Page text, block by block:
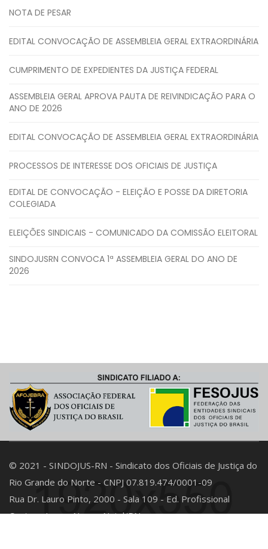
NOTA DE PESAR
EDITAL CONVOCAÇÃO DE ASSEMBLEIA GERAL EXTRAORDINÁRIA
CUMPRIMENTO DE EXPEDIENTES DA JUSTIÇA FEDERAL
ASSEMBLEIA GERAL APROVA PAUTA DE REIVINDICAÇÃO PARA O
ANO DE 2026
EDITAL CONVOCAÇÃO DE ASSEMBLEIA GERAL EXTRAORDINÁRIA
PROCESSOS DE INTERESSE DOS OFICIAIS DE JUSTIÇA
EDITAL DE CONVOCAÇÃO - ELEIÇÃO E POSSE DA DIRETORIA
COLEGIADA
ELEIÇÕES SINDICAIS - COMUNICADO DA COMISSÃO ELEITORAL
SINDOJUSRN CONVOCA 1ª ASSEMBLEIA GERAL DO ANO DE
2026
© 2021 - SINDOJUS-RN - Sindicato dos Oficiais de Justiça do
Rio Grande do Norte - CNPJ 07.819.474/0001-09
Rua Dr. Lauro Pinto, 2000 - Sala 109 - Ed. Profissional
Center - Lagoa Nova - Natal/RN